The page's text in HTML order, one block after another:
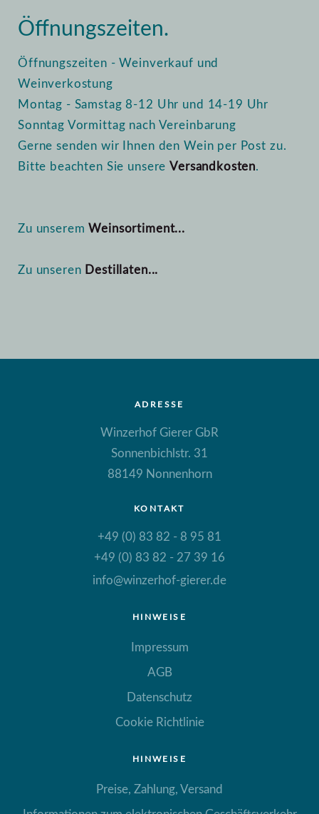
Öffnungszeiten.
Öffnungszeiten - Weinverkauf und
Weinverkostung
Montag - Samstag 8-12 Uhr und 14-19 Uhr
Sonntag Vormittag nach Vereinbarung
Gerne senden wir Ihnen den Wein per Post zu.
Bitte beachten Sie unsereVersandkosten.
Zu unseremWeinsortiment...
Zu unseren Destillaten...
ADRESSE
Winzerhof Gierer GbR
Sonnenbichlstr. 31
88149 Nonnenhorn
KONTAKT
+49 (0) 83 82 - 8 95 81
+49 (0) 83 82 - 27 39 16
info@winzerhof-gierer.de
HINWEISE
Impressum
AGB
Datenschutz
Cookie Richtlinie
HINWEISE
Preise, Zahlung, Versand